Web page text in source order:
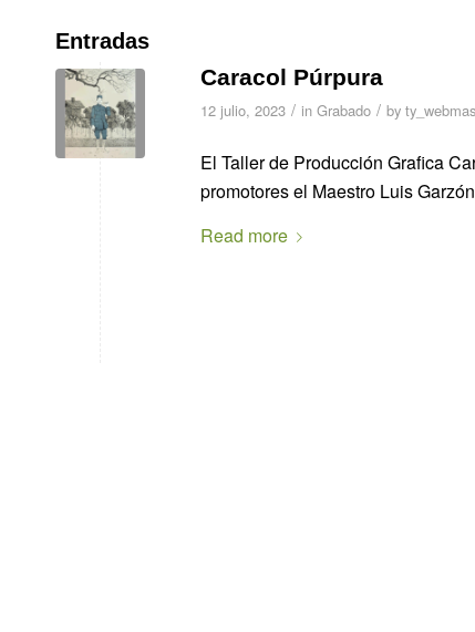
Entradas
Caracol Púrpura
12 julio, 2023 / in Grabado / by ty_webmas
El Taller de Producción Grafica
promotores el Maestro Luis
Read more